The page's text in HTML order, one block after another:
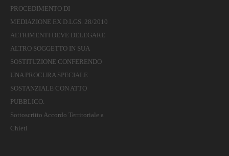
PROCEDIMENTO DI
MEDIAZIONE EX D.LGS. 28/2010
ALTRIMENTI DEVE DELEGARE
ALTRO SOGGETTO IN SUA
SOSTITUZIONE CONFERENDO
UNA PROCURA SPECIALE
SOSTANZIALE CON ATTO
PUBBLICO.
Sottoscritto Accordo Territoriale a
Chieti